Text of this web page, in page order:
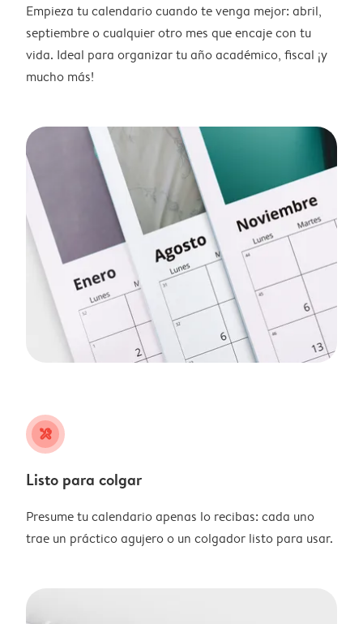
Empieza tu calendario cuando te venga mejor: abril,
septiembre o cualquier otro mes que encaje con tu
vida. Ideal para organizar tu año académico, fiscal ¡y
mucho más!
tools
Listo para colgar
Presume tu calendario apenas lo recibas: cada uno
trae un práctico agujero o un colgador listo para usar.